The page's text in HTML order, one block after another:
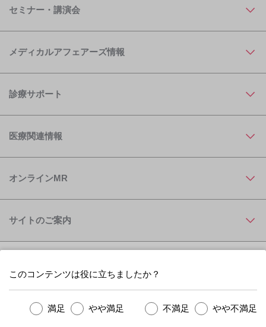
このコンテンツは役に立ちましたか？
満足 やや満足 不満足 やや不満足
セミナー・講演会
メディカルアフェアーズ情報
診療サポート
医療関連情報
オンラインMR
サイトのご案内
Astellas Pharma Inc. All rights reserved.